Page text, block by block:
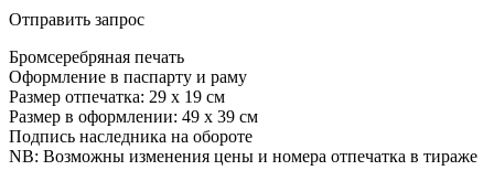
Отправить запрос
Бромсеребряная печать
Оформление в паспарту и раму
Размер отпечатка: 29 х 19 см
Размер в оформлении: 49 х 39 см
Подпись наследника на обороте
NB: Возможны изменения цены и номера отпечатка в тираже